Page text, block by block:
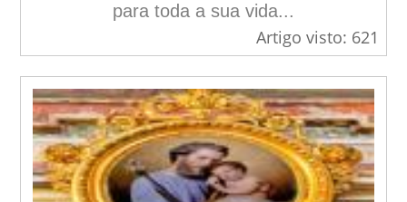
para toda a sua vida...
Artigo visto: 621